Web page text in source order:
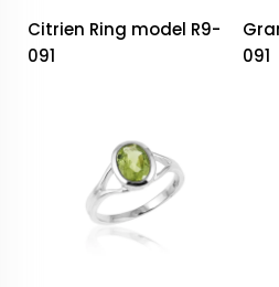
Citrien Ring model R9-
091
091